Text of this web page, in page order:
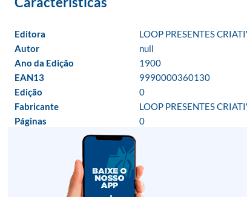
Editora
LOOP PRESENTES
Autor
null
Ano da Edição
1900
EAN13
9990000360130
Edição
0
Fabricante
LOOP PRESENTES
Páginas
0